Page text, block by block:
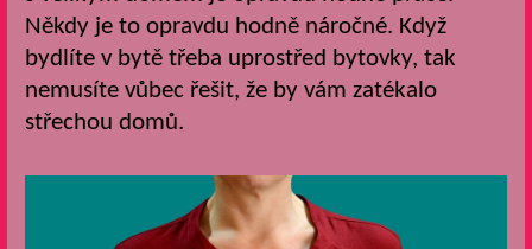
Někdy je to opravdu hodně náročné. Když
bydlíte v bytě třeba uprostřed bytovky, tak
nemusíte vůbec řešit, že by vám zatékalo
střechou domů.